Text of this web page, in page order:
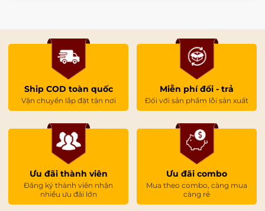
Ship COD toàn quốc
Vận chuyển lắp đặt tận nơi
Miễn phí đổi - trả
Đối với sản phẩm lỗi sản xuất
Ưu đãi thành viên
Đăng ký thành viên nhận
nhiều ưu đãi lớn
Ưu đãi combo
Mua theo combo, càng mua
càng rẻ